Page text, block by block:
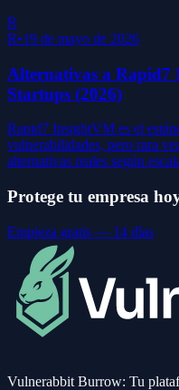
R
R•19 de mayo de 2026
Alternativas a Rapid7
Startups (2026)
Rapid7 InsightVM es el
vulnerabilidades, pero rara
alternativas reales según
Protege tu empresa
Empieza gratis — 14 días
Vulnerabbit Burrow: Tu